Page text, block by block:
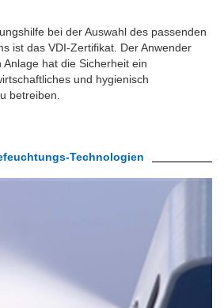
bei der Auswahl des passenden
ist das VDI-Zertifikat. Der Anwender
hat die Sicherheit ein
und hygienisch
betreiben.
Technologien